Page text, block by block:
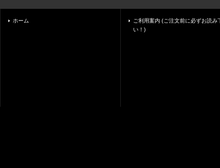
ホーム
ご利用案内 (ご注文前に必ずお読み
い！)